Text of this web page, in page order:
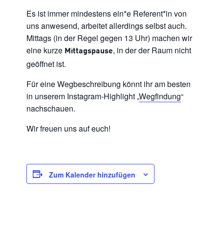
Es ist immer mindestens ein*e Referent*in von
uns anwesend, arbeitet allerdings selbst auch.
Mittags (in der Regel gegen 13 Uhr) machen wir
eine kurze Mittagspause, in der der Raum nicht
geöffnet ist.
Für eine Wegbeschreibung könnt ihr am besten
in unserem Instagram-Highlight „Wegfindung“
nachschauen.
Wir freuen uns auf euch!
Zum Kalender hinzufügen